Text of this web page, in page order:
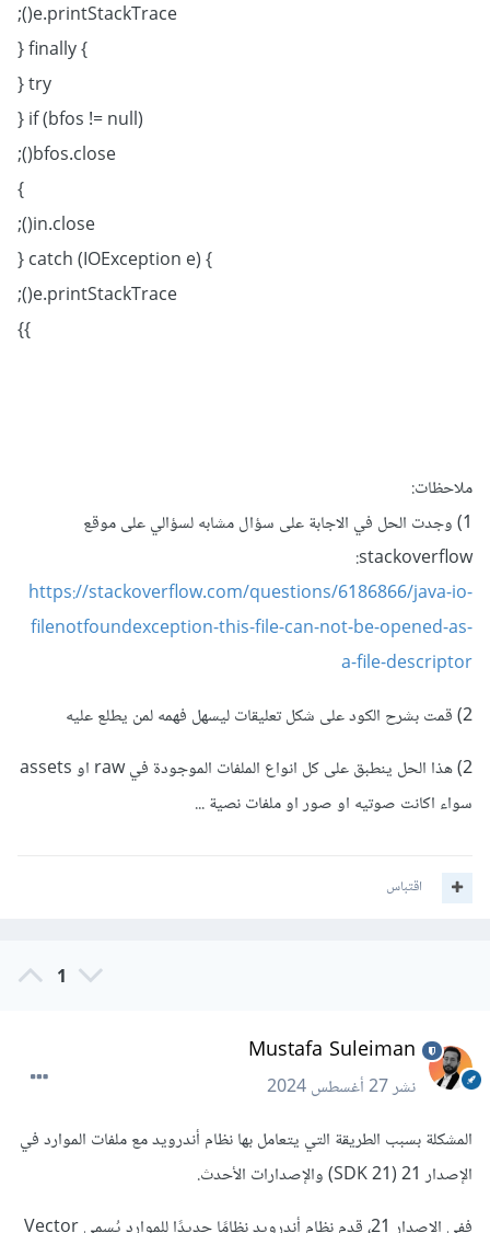
} finally {
}
} catch (IOException e) {
}
}
ملاحظات:
1) وجدت الحل في الاجابة على سؤال مشابه لسؤالي على موقع
stackoverflow:
https://stackoverflow.com/questions/6186866/java-io-
filenotfoundexception-this-file-can-not-be-opened-as-
a-file-descriptor
2) قمت بشرح الكود على شكل تعليقات ليسهل فهمه لمن يطلع عليه
2) هذا الحل ينطبق على كل انواع الملفات الموجودة في raw او assets
سواء اكانت صوتيه او صور او ملفات نصية ...
اقتباس
1
Mustafa Suleiman
نشر27 أغسطس 2024
المشكلة بسبب الطريقة التي يتعامل بها نظام أندرويد مع ملفات الموارد في
الإصدار 21 (SDK 21) والإصدارات الأحدث.